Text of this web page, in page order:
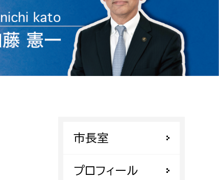
相談をしたい
支払いをしたい
小田原のことを知りたい
イベント・講座などに参加したい
環境保護課
環境事業センター
市長室
プロフィール